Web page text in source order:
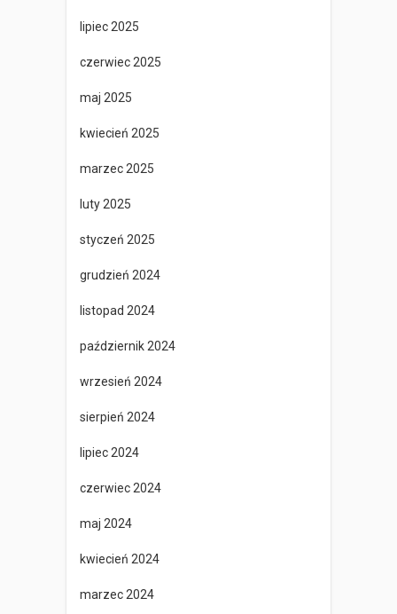
lipiec 2025
czerwiec 2025
maj 2025
kwiecień 2025
marzec 2025
luty 2025
styczeń 2025
grudzień 2024
listopad 2024
październik 2024
wrzesień 2024
sierpień 2024
lipiec 2024
czerwiec 2024
maj 2024
kwiecień 2024
marzec 2024